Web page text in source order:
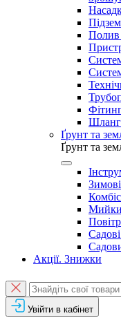
Полив
Ґрунт та
Ґрунт та
Мийки
Акції. Знижки
Увійти в кабінет